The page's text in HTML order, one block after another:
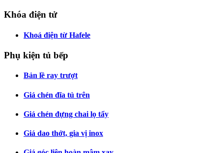
Khóa điện tử
Khoá điện từ Hafele
Phụ kiện tủ bếp
Bản lề ray trượt
Giá chén đĩa tủ trên
Giá chén đựng chai lọ tẩy
Giá dao thớt, gia vị inox